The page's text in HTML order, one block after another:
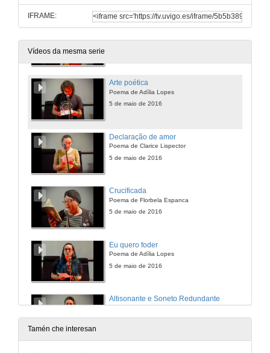
IFRAME:
Vídeos da mesma serie
Morrer de amor
Arte poética
Poema de Adília Lopes
5 de maio de 2016
Declaração de amor
Poema de Clarice Lispector
5 de maio de 2016
Crucificada
Poema de Florbela Espanca
5 de maio de 2016
Eu quero foder
Poema de Adília Lopes
5 de maio de 2016
Altisonante e Soneto Redundante
5 de maio de 2016
Tamén che interesan